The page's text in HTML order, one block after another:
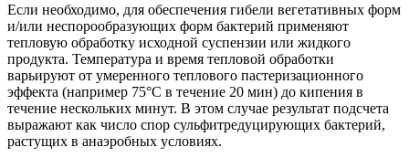
Если необходимо, для обеспечения гибели вегетативных форм
и/или неспорообразующих форм бактерий применяют
тепловую обработку исходной суспензии или жидкого
продукта. Температура и время тепловой обработки
варьируют от умеренного теплового пастеризационного
эффекта (например 75°С в течение 20 мин) до кипения в
течение нескольких минут. В этом случае результат подсчета
выражают как число спор сульфитредуцирующих бактерий,
растущих в анаэробных условиях.